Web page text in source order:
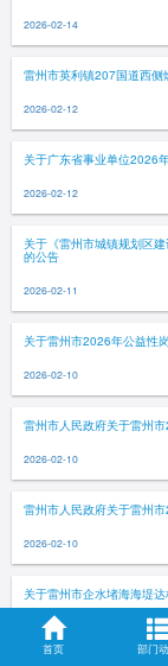
2026-02-14
雷州市英利镇207国道西侧
2026-02-12
关于广东省事业单位2026
2026-02-12
关于《雷州市城镇规划区
的公告
2026-02-11
关于雷州市2026年公益性
2026-02-10
雷州市人民政府关于雷州
2026-02-10
雷州市人民政府关于雷州
2026-02-10
关于雷州市企水堵海海堤
2026-02-10
首页
部门